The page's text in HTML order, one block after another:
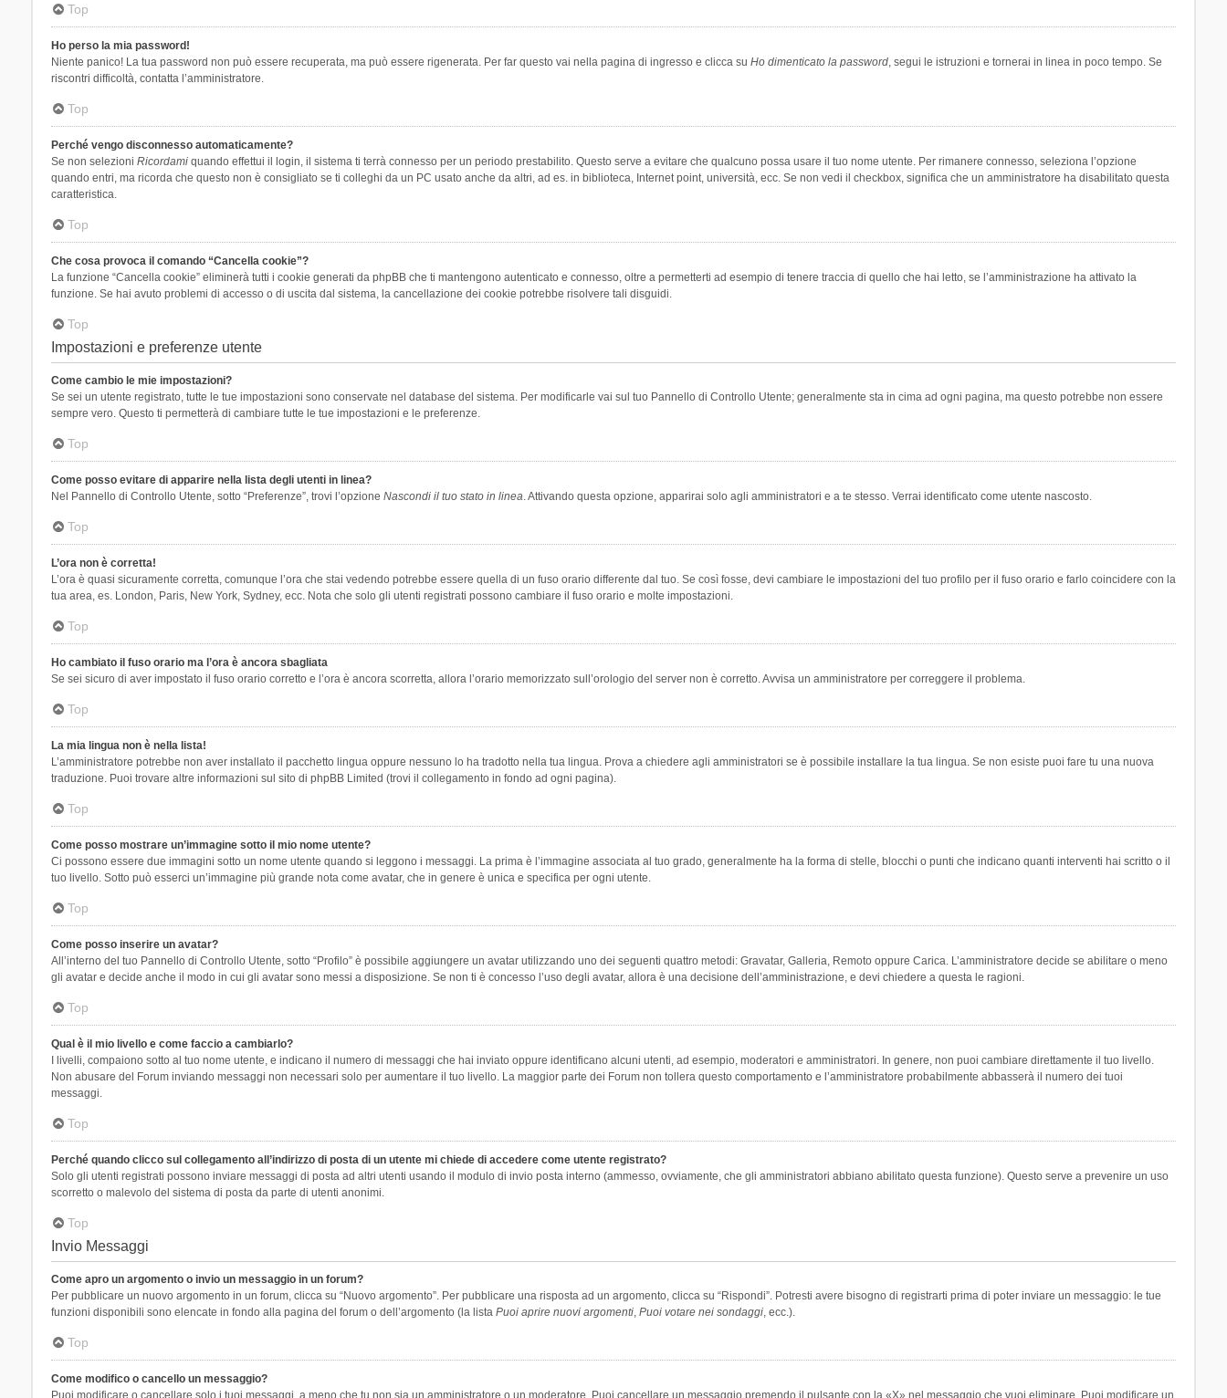
Top
Ho perso la mia password!
Niente panico! La tua password non può essere recuperata, ma può essere rigenerata. Per far questo vai nella pagina di ingresso e clicca su Ho dimenticato la password, segui le istruzioni e tornerai in linea in poco tempo. Se
riscontri difficoltà, contatta l’amministratore.
Top
Perché vengo disconnesso automaticamente?
Se non selezioni Ricordamiquando effettui il login, il sistema ti terrà connesso per un periodo prestabilito. Questo serve a evitare che qualcuno possa usare il tuo nome utente. Per rimanere connesso, seleziona l’opzione
quando entri, ma ricorda che questo non è consigliato se ti colleghi da un PC usato anche da altri, ad es. in biblioteca, Internet point, università, ecc. Se non vedi il checkbox, significa che un amministratore ha disabilitato questa
caratteristica.
Top
Che cosa provoca il comando “Cancella cookie”?
La funzione “Cancella cookie” eliminerà tutti i cookie generati da phpBB che ti mantengono autenticato e connesso, oltre a permetterti ad esempio di tenere traccia di quello che hai letto, se l’amministrazione ha attivato la
funzione. Se hai avuto problemi di accesso o di uscita dal sistema, la cancellazione dei cookie potrebbe risolvere tali disguidi.
Top
Impostazioni e preferenze utente
Come cambio le mie impostazioni?
Se sei un utente registrato, tutte le tue impostazioni sono conservate nel database del sistema. Per modificarle vai sul tuo Pannello di Controllo Utente; generalmente sta in cima ad ogni pagina, ma questo potrebbe non essere
sempre vero. Questo ti permetterà di cambiare tutte le tue impostazioni e le preferenze.
Top
Come posso evitare di apparire nella lista degli utenti in linea?
Nel Pannello di Controllo Utente, sotto “Preferenze”, trovi l’opzione Nascondi il tuo stato in linea. Attivando questa opzione, apparirai solo agli amministratori e a te stesso. Verrai identificato come utente nascosto.
Top
L’ora non è corretta!
L’ora è quasi sicuramente corretta, comunque l’ora che stai vedendo potrebbe essere quella di un fuso orario differente dal tuo. Se così fosse, devi cambiare le impostazioni del tuo profilo per il fuso orario e farlo coincidere con la
tua area, es. London, Paris, New York, Sydney, ecc. Nota che solo gli utenti registrati possono cambiare il fuso orario e molte impostazioni.
Top
Ho cambiato il fuso orario ma l’ora è ancora sbagliata
Se sei sicuro di aver impostato il fuso orario corretto e l’ora è ancora scorretta, allora l’orario memorizzato sull’orologio del server non è corretto. Avvisa un amministratore per correggere il problema.
Top
La mia lingua non è nella lista!
L’amministratore potrebbe non aver installato il pacchetto lingua oppure nessuno lo ha tradotto nella tua lingua. Prova a chiedere agli amministratori se è possibile installare la tua lingua. Se non esiste puoi fare tu una nuova
traduzione. Puoi trovare altre informazioni sul sito di phpBB Limited (trovi il collegamento in fondo ad ogni pagina).
Top
Come posso mostrare un’immagine sotto il mio nome utente?
Ci possono essere due immagini sotto un nome utente quando si leggono i messaggi. La prima è l’immagine associata al tuo grado, generalmente ha la forma di stelle, blocchi o punti che indicano quanti interventi hai scritto o il
tuo livello. Sotto può esserci un’immagine più grande nota come avatar, che in genere è unica e specifica per ogni utente.
Top
Come posso inserire un avatar?
All’interno del tuo Pannello di Controllo Utente, sotto “Profilo” è possibile aggiungere un avatar utilizzando uno dei seguenti quattro metodi: Gravatar, Galleria, Remoto oppure Carica. L’amministratore decide se abilitare o meno
gli avatar e decide anche il modo in cui gli avatar sono messi a disposizione. Se non ti è concesso l’uso degli avatar, allora è una decisione dell’amministrazione, e devi chiedere a questa le ragioni.
Top
Qual è il mio livello e come faccio a cambiarlo?
I livelli, compaiono sotto al tuo nome utente, e indicano il numero di messaggi che hai inviato oppure identificano alcuni utenti, ad esempio, moderatori e amministratori. In genere, non puoi cambiare direttamente il tuo livello.
Non abusare del Forum inviando messaggi non necessari solo per aumentare il tuo livello. La maggior parte dei Forum non tollera questo comportamento e l’amministratore probabilmente abbasserà il numero dei tuoi
messaggi.
Top
Perché quando clicco sul collegamento all’indirizzo di posta di un utente mi chiede di accedere come utente registrato?
Solo gli utenti registrati possono inviare messaggi di posta ad altri utenti usando il modulo di invio posta interno (ammesso, ovviamente, che gli amministratori abbiano abilitato questa funzione). Questo serve a prevenire un uso
scorretto o malevolo del sistema di posta da parte di utenti anonimi.
Top
Invio Messaggi
Come apro un argomento o invio un messaggio in un forum?
Per pubblicare un nuovo argomento in un forum, clicca su “Nuovo argomento”. Per pubblicare una risposta ad un argomento, clicca su “Rispondi”. Potresti avere bisogno di registrarti prima di poter inviare un messaggio: le tue
funzioni disponibili sono elencate in fondo alla pagina del forum o dell’argomento (la lista Puoi aprire nuovi argomenti, Puoi votare nei sondaggi, ecc.).
Top
Come modifico o cancello un messaggio?
Puoi modificare o cancellare solo i tuoi messaggi, a meno che tu non sia un amministratore o un moderatore. Puoi cancellare un messaggio premendo il pulsante con la «X» nel messaggio che vuoi eliminare. Puoi modificare un